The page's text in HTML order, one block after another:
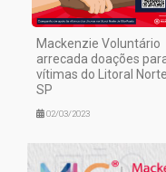
Mackenzie Voluntário
arrecada doações
vítimas do Litoral
SP
02/03/2023